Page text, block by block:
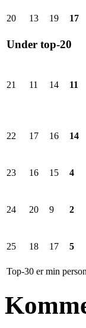
20 13 19 17
Under top-20
21 11 14 11
22 17 16 14
23 16 15 4
24 20 9 2
25 18 17 5
Top-30 er min